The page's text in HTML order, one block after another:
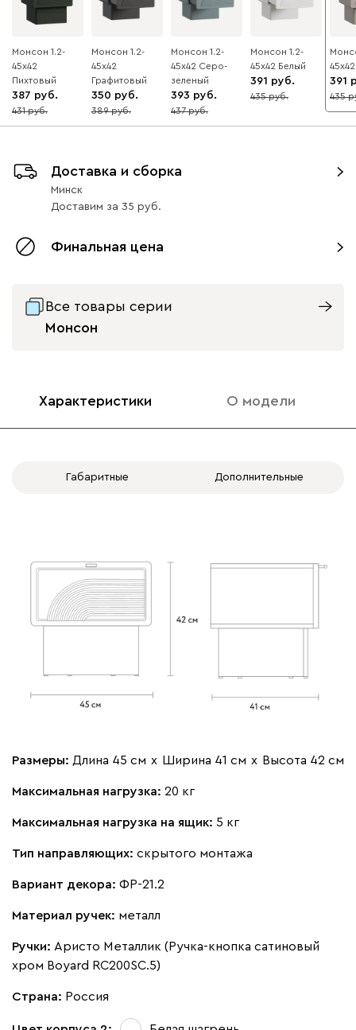
Монсон 1.2-
45x42
Пихтовый
387
10
431
Монсон 1.2-
45x42
Графитовый
350
10
389
Монсон 1.2-
45x42 Серо-
зеленый
393
10
437
Монсон 1.2-
45x42 Белый
391
10
435
391
10
435
Доставка и сборка
Минск
Доставим за 35
Финальная цена
Все товары серии
Монсон
Характеристики О модели
Габаритные Дополнительные
Размеры: Длина 45 см х Ширина 41 см х Высота 42 см
Максимальная нагрузка: 20 кг
Максимальная нагрузка на ящик: 5 кг
Тип направляющих: скрытого монтажа
Вариант декора: ФР-21.2
Материал ручек: металл
Ручки: Аристо Металлик (Ручка-кнопка сатиновый
хром Boyard RC200SC.5)
Страна: Россия